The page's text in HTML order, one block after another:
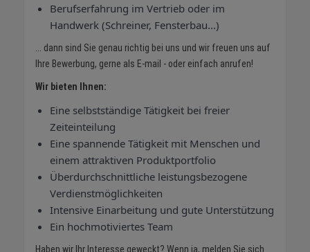
Berufserfahrung im Vertrieb oder im
Handwerk (Schreiner, Fensterbau...)
... dann sind Sie genau richtig bei uns und wir freuen uns auf
Ihre Bewerbung, gerne als E-mail - oder einfach anrufen!
Wir bieten Ihnen:
Eine selbstständige Tätigkeit bei freier
Zeiteinteilung
Eine spannende Tätigkeit mit Menschen und
einem attraktiven Produktportfolio
Überdurchschnittliche leistungsbezogene
Verdienstmöglichkeiten
Intensive Einarbeitung und gute Unterstützung
Ein hochmotiviertes Team
Haben wir Ihr Interesse geweckt? Wenn ja, melden Sie sich